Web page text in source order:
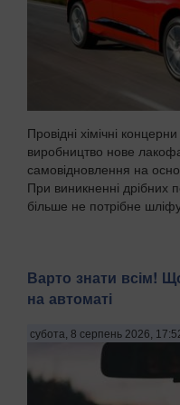
Провідні хімічні
виробництво нове
самовідновлення на
При виникненні дрібних
більше не потрібне
Варто знати всім!
на автоматі
субота, 8 серпень 2026,